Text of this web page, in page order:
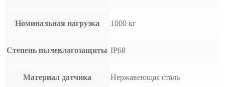
Номинальная нагрузка 1000 кг
Степень пылевлагозащиты IP68
Материал датчика Нержавеющая сталь